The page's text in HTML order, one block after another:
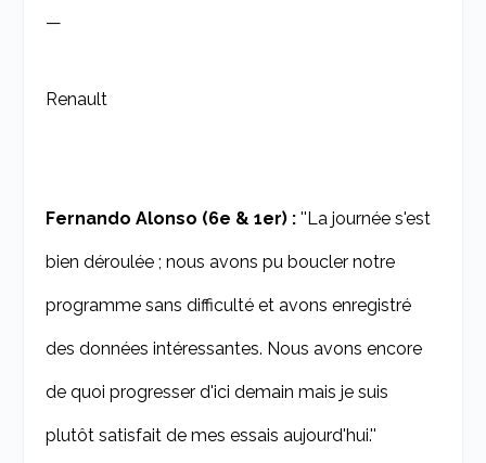
—
Renault
Fernando Alonso (6e & 1er) :''La journée s'est
bien déroulée ; nous avons pu boucler notre
programme sans difficulté et avons enregistré
des données intéressantes. Nous avons encore
de quoi progresser d'ici demain mais je suis
plutôt satisfait de mes essais aujourd'hui.''